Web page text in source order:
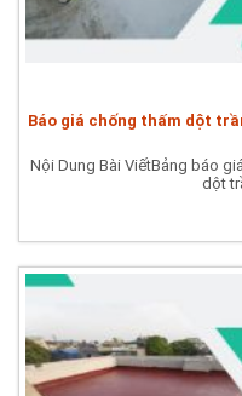
Báo giá chống thấm dột
Nội Dung Bài ViếtBảng báo
dột